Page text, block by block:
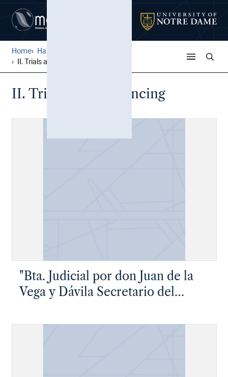
Home
Harley L. McDevitt Inquisit...
II. Trials and Sentencing
II. Trials and Sentencing
"Bta. Judicial por don Juan de la
Vega y Dávila Secretario del
Ynquisición de Toledo..."